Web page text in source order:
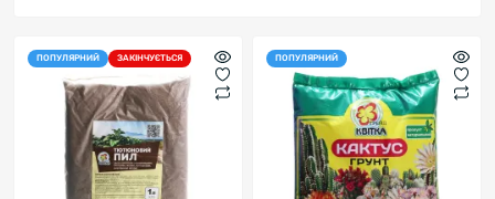
ПОПУЛЯРНИЙ ЗАКІНЧУЄТЬСЯ ПОПУЛЯРНИЙ